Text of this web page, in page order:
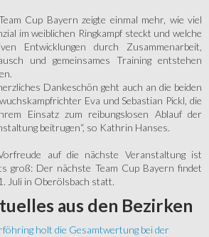
Cup Bayern zeigte einmal mehr, wie viel
im weiblichen Ringkampf steckt und welche
Entwicklungen durch Zusammenarbeit,
und gemeinsames Training entstehen
herzliches Dankeschön geht auch an die beiden
Eva und Sebastian Pickl, die
Einsatz zum reibungslosen Ablauf der
beitrugen“, so Kathrin Hanses.
auf die nächste Veranstaltung ist
groß: Der nächste Team Cup Bayern findet
Juli in Oberölsbach statt.
aus den Bezirken
holt die Gesamtwertung bei der